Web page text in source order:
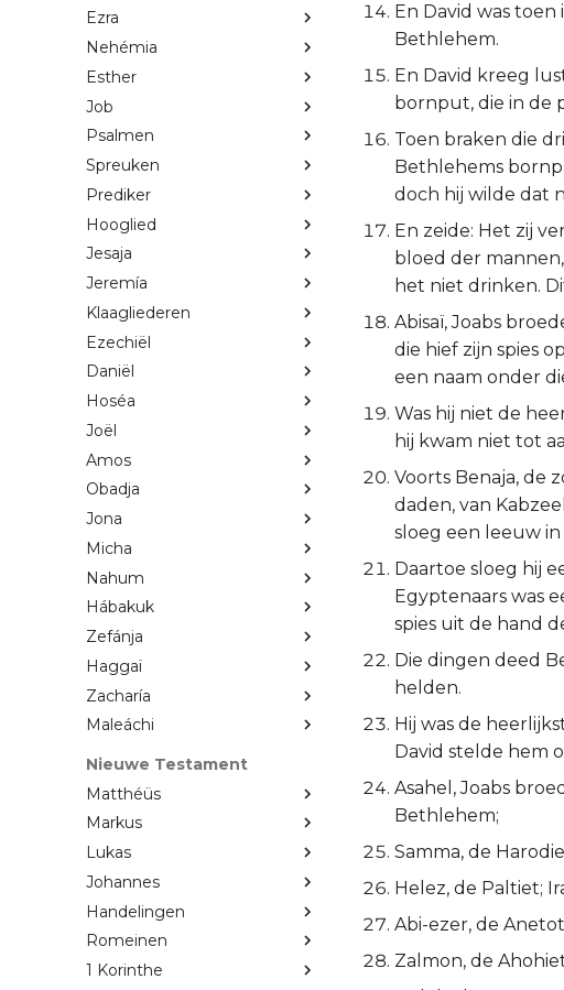
Ezra
Nehémia
Esther
Job
Psalmen
Spreuken
Prediker
Hooglied
Jesaja
Jeremía
Klaagliederen
Ezechiël
Daniël
Hoséa
Joël
Amos
Obadja
Jona
Micha
Nahum
Hábakuk
Zefánja
Haggaï
Zacharía
Maleáchi
Nieuwe Testament
Matthéüs
Markus
Lukas
Johannes
Handelingen
Romeinen
1 Korinthe
En David was
Bethlehem.
En David kreeg
bornput, die in de
Toen braken die
Bethlehems
doch hij wilde dat
En zeide: Het zij
bloed der
het niet drinken.
Abisaï, Joabs
die hief zijn spies
een naam onder
Was hij niet de
hij kwam niet tot
Voorts Benaja, de
daden, van
sloeg een leeuw
Daartoe sloeg hij
Egyptenaars was
spies uit de hand
Die dingen deed
helden.
Hij was de
David stelde hem
Asahel, Joabs
Bethlehem;
Samma, de
Helez, de Paltiet;
Abi-ezer, de
Zalmon, de